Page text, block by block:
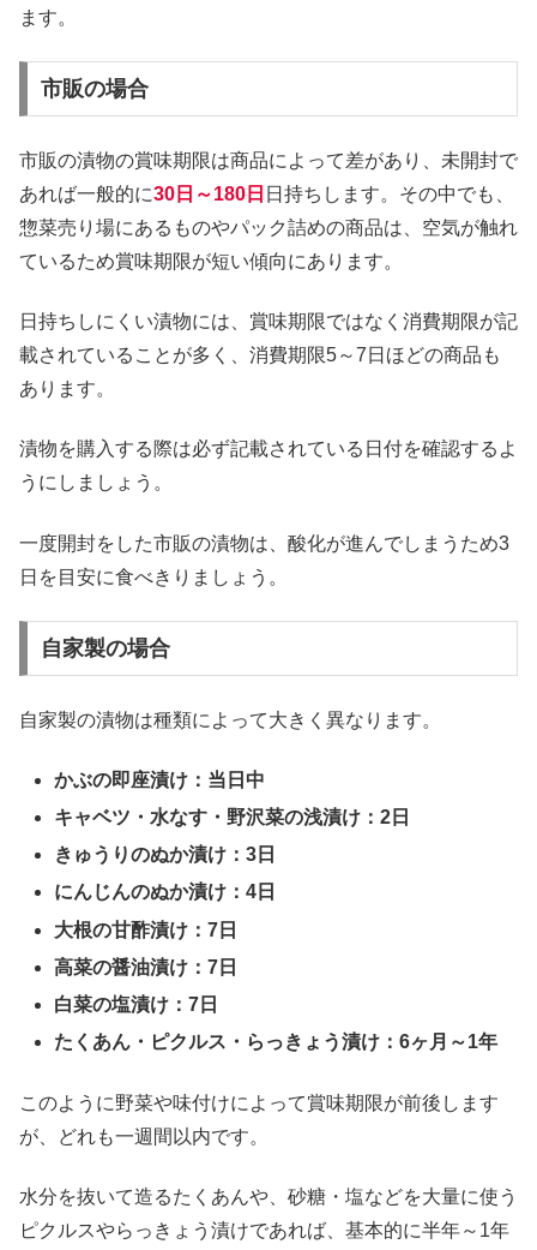
ます。
市販の場合
市販の漬物の賞味期限は商品によって差があり、未開封で
あれば一般的に30日～180日 日持ちします。その中でも、
惣菜売り場にあるものやパック詰めの商品は、空気が触れ
ているため賞味期限が短い傾向にあります。
日持ちしにくい漬物には、賞味期限ではなく消費期限が記
載されていることが多く、消費期限5～7日ほどの商品も
あります。
漬物を購入する際は必ず記載されている日付を確認するよ
うにしましょう。
一度開封をした市販の漬物は、酸化が進んでしまうため3
日を目安に食べきりましょう。
自家製の場合
自家製の漬物は種類によって大きく異なります。
かぶの即座漬け：当日中
キャベツ・水なす・野沢菜の浅漬け：2日
きゅうりのぬか漬け：3日
にんじんのぬか漬け：4日
大根の甘酢漬け：7日
高菜の醤油漬け：7日
白菜の塩漬け：7日
たくあん・ピクルス・らっきょう漬け：6ヶ月～1年
このように野菜や味付けによって賞味期限が前後します
が、どれも一週間以内です。
水分を抜いて造るたくあんや、砂糖・塩などを大量に使う
ピクルスやらっきょう漬けであれば、基本的に半年～1年